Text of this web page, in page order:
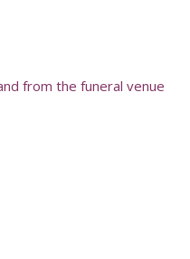
from the funeral venue